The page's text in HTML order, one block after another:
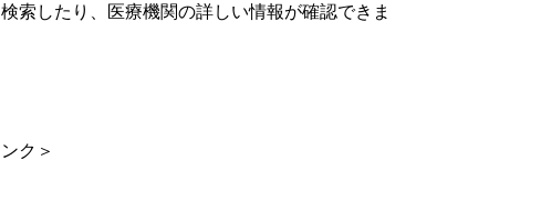
索したり、医療機関の詳しい情報が確認できま
ク＞